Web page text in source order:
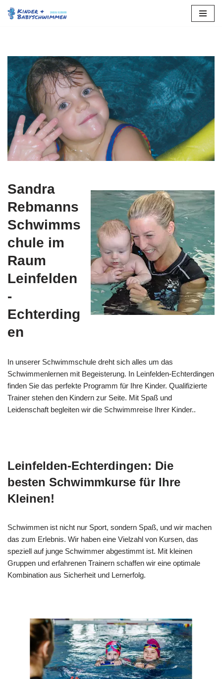
Sandra
Rebmanns
Schwimms
chule im
Raum
Leinfelden
-
Echterding
en
In unserer Schwimmschule dreht sich alles um das
Schwimmenlernen mit Begeisterung. In Leinfelden-Echterdingen
finden Sie das perfekte Programm für Ihre Kinder. Qualifizierte
Trainer stehen den Kindern zur Seite. Mit Spaß und
Leidenschaft begleiten wir die Schwimmreise Ihrer Kinder..
Leinfelden-Echterdingen: Die
besten Schwimmkurse für Ihre
Kleinen!
Schwimmen ist nicht nur Sport, sondern Spaß, und wir machen
das zum Erlebnis. Wir haben eine Vielzahl von Kursen, das
speziell auf junge Schwimmer abgestimmt ist. Mit kleinen
Gruppen und erfahrenen Trainern schaffen wir eine optimale
Kombination aus Sicherheit und Lernerfolg.